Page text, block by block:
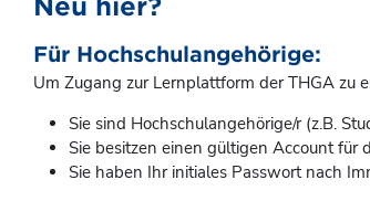
Für Hochschulangehörige:
Um Zugang zur Lernplattform der THGA zu
Sie sind Hochschulangehörige/r (z.B.
Sie besitzen einen gültigen Account für
Sie haben Ihr initiales Passwort nach